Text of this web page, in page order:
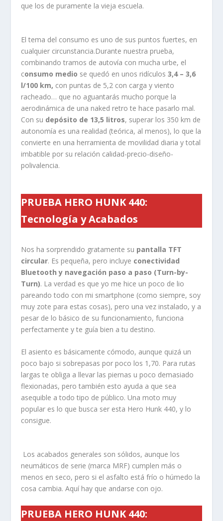
que los de puramente la vieja escuela.
El tema del consumo es uno de sus puntos fuertes, en
cualquier circunstancia.Durante nuestra prueba,
combinando tramos de autovía con mucha urbe, el
consumo medio se quedó en unos ridículos3,4 – 3,6
l/100 km, con puntas de 5,2 con carga y viento
racheado… que no aguantarás mucho porque la
aerodinámica de una naked retro te hace pasarlo mal.
Con su depósito de 13,5 litros, superar los 350 km de
autonomía es una realidad (teórica, al menos), lo que la
convierte en una herramienta de movilidad diaria y total
imbatible por su relación calidad-precio-diseño-
polivalencia.
PRUEBA HERO HUNK 440:
Tecnología y Acabados
Nos ha sorprendido gratamente su pantalla TFT
circular. Es pequeña, pero incluye conectividad
Bluetooth y navegación paso a paso (Turn-by-
Turn). La verdad es que yo me hice un poco de lio
pareando todo con mi smartphone (como siempre, soy
muy zote para estas cosas), pero una vez instalado, y a
pesar de lo básico de su funcionamiento, funciona
perfectamente y te guía bien a tu destino.
El asiento es básicamente cómodo, aunque quizá un
poco bajo si sobrepasas por poco los 1,70. Para rutas
largas te obliga a llevar las piernas u poco demasiado
flexionadas, pero también esto ayuda a que sea
asequible a todo tipo de público. Una moto muy
popular es lo que busca ser esta Hero Hunk 440, y lo
consigue.
Los acabados generales son sólidos, aunque los
neumáticos de serie (marca MRF) cumplen más o
menos en seco, pero si el asfalto está frío o húmedo la
cosa cambia. Aquí hay que andarse con ojo.
PRUEBA HERO HUNK 440: